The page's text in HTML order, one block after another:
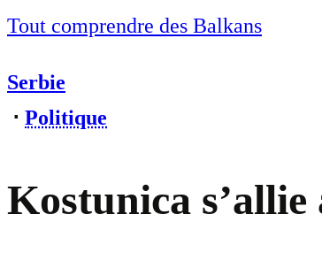
Tout comprendre des Balkans
Serbie
⋅ Politique
Kostunica